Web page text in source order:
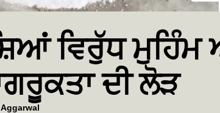
ਵਿਰੁੱਧ ਮੁਹਿੰਮ
ਦੀ ਲੋੜ